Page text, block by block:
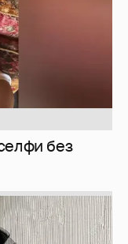
новый